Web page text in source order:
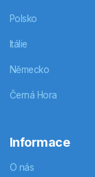
Polsko
Itálie
Německo
Černá Hora
Informace
O nás